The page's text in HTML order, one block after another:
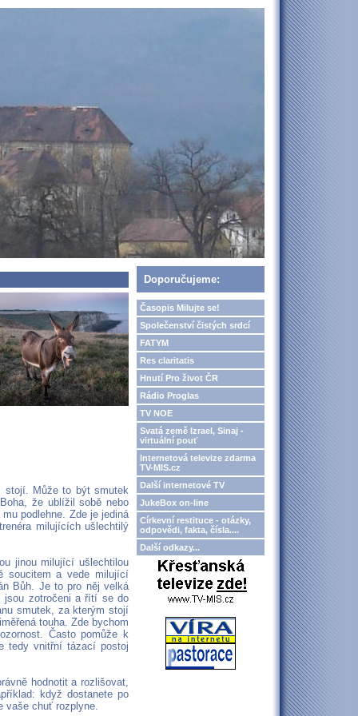
stojí. Může to být smutek
že ublížil sobě nebo
podlehne. Zde je jediná
milujících ušlechtilý
jinou milující ušlechtilou
soucitem a vede milující
Bůh. Je to pro něj velká
jsou zotročeni a řítí se do
smutek, za kterým stojí
touha. Zde bychom
Často pomůže k
tedy vnitřní tázací postoj
hodnotit a rozlišovat,
když dostanete po
vaše chuť rozplyne.
Doporučujeme:
Časopis Milujte se!
Společenství čistých srdcí
FATYM
Res claritatis
Hnutí Pro život ČR
Rádio Proglas
TV NOE
Svatá země Izrael, Sinaj -
virtuální pouť
Internetová televize zdarma
TV-MIS.cz
Další internetové TV
JukeBox on-line
Církevní restituce - otázky,
odpovědi, fakta, čísla....
Další odkazy...